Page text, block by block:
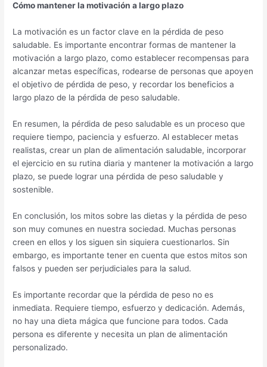
Cómo mantener la motivación a largo plazo
La motivación es un factor clave en la pérdida de peso
saludable. Es importante encontrar formas de mantener la
motivación a largo plazo, como establecer recompensas para
alcanzar metas específicas, rodearse de personas que apoyen
el objetivo de pérdida de peso, y recordar los beneficios a
largo plazo de la pérdida de peso saludable.
En resumen, la pérdida de peso saludable es un proceso que
requiere tiempo, paciencia y esfuerzo. Al establecer metas
realistas, crear un plan de alimentación saludable, incorporar
el ejercicio en su rutina diaria y mantener la motivación a largo
plazo, se puede lograr una pérdida de peso saludable y
sostenible.
En conclusión, los mitos sobre las dietas y la pérdida de peso
son muy comunes en nuestra sociedad. Muchas personas
creen en ellos y los siguen sin siquiera cuestionarlos. Sin
embargo, es importante tener en cuenta que estos mitos son
falsos y pueden ser perjudiciales para la salud.
Es importante recordar que la pérdida de peso no es
inmediata. Requiere tiempo, esfuerzo y dedicación. Además,
no hay una dieta mágica que funcione para todos. Cada
persona es diferente y necesita un plan de alimentación
personalizado.